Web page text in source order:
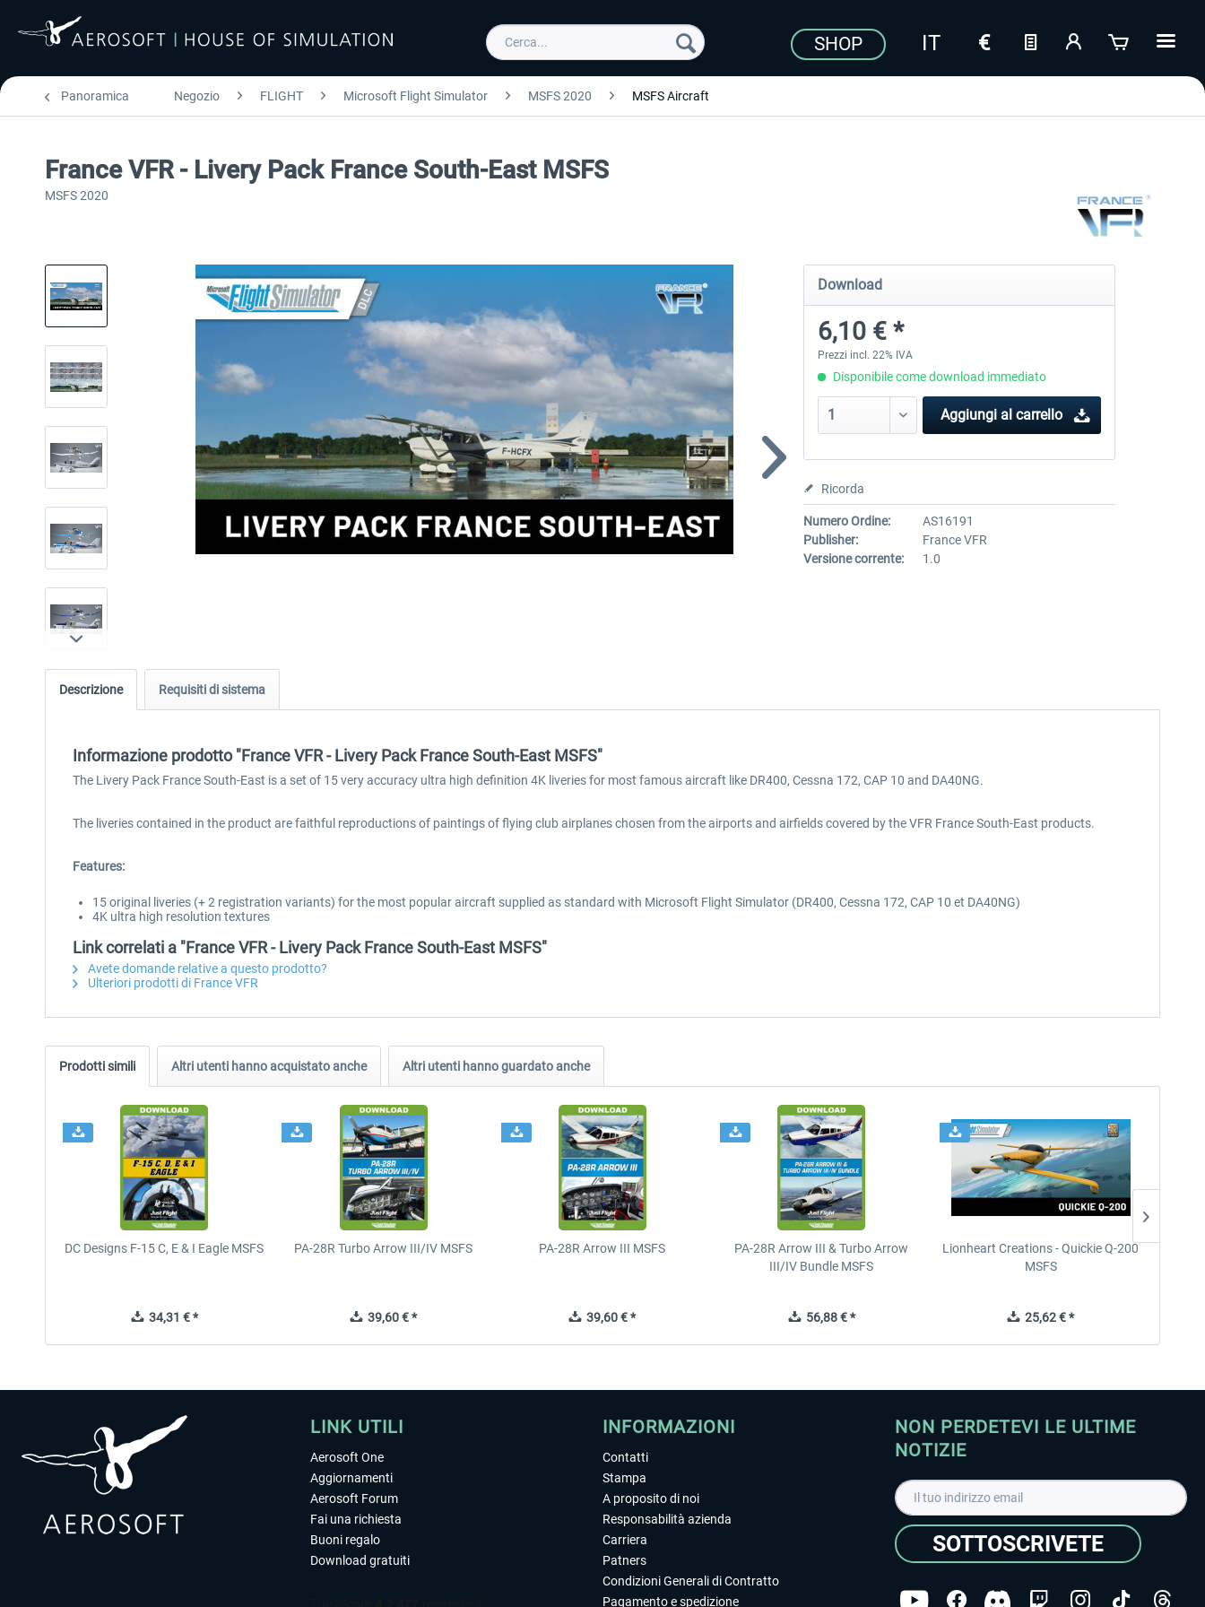
SHOP
Panoramica Negozio FLIGHT Microsoft Flight Simulator MSFS 2020 MSFS Aircraft
France VFR - Livery Pack France South-East MSFS
MSFS 2020
Download
6,10 € *
Prezzi incl. 22% IVA
Disponibile come download immediato
Aggiungi al carrello
Ricorda
Numero Ordine:
AS16191
Publisher:
France VFR
Versione corrente:
1.0
Descrizione Requisiti di sistema
Informazione prodotto "France VFR - Livery Pack France South-East MSFS"
The Livery Pack France South-East is a set of 15 very accuracy ultra high definition 4K liveries for most famous aircraft like DR400, Cessna 172, CAP 10 and DA40NG.
The liveries contained in the product are faithful reproductions of paintings of flying club airplanes chosen from the airports and airfields covered by the VFR France South-East products.
Features:
15 original liveries (+ 2 registration variants) for the most popular aircraft supplied as standard with Microsoft Flight Simulator (DR400, Cessna 172, CAP 10 et DA40NG)
4K ultra high resolution textures
Link correlati a "France VFR - Livery Pack France South-East MSFS"
Avete domande relative a questo prodotto?
Ulteriori prodotti di France VFR
Prodotti simili Altri utenti hanno acquistato anche Altri utenti hanno guardato anche
DC Designs F-15 C, E & I Eagle MSFS
34,31 € *
PA-28R Turbo Arrow III/IV MSFS
39,60 € *
PA-28R Arrow III MSFS
39,60 € *
PA-28R Arrow III & Turbo Arrow
III/IV Bundle MSFS
56,88 € *
Lionheart Creations - Quickie Q-200
MSFS
25,62 € *
LINK UTILI
Aerosoft One
Aggiornamenti
Aerosoft Forum
Fai una richiesta
Buoni regalo
Download gratuiti
INFORMAZIONI
Contatti
Stampa
A proposito di noi
Responsabilità azienda
Carriera
Patners
Condizioni Generali di Contratto
Pagamento e spedizione
NON PERDETEVI LE ULTIME
NOTIZIE
SOTTOSCRIVETE